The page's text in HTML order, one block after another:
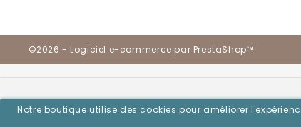
Notre boutique utilise des cookies pour améliorer
©2026 - Logiciel e-commerce par PrestaShop™